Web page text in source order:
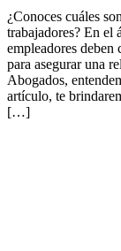
¿Conoces cuáles
trabajadores? En el
empleadores deben
para asegurar una
Abogados,
artículo, te
[…]